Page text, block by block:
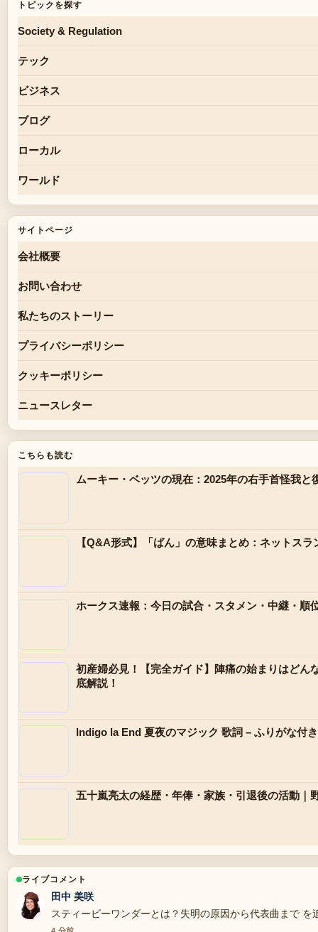
トピックを探す
Society & Regulation
テック
ビジネス
ブログ
ローカル
ワールド
サイトページ
会社概要
お問い合わせ
私たちのストーリー
プライバシーポリシー
クッキーポリシー
ニュースレター
こちらも読む
ムーキー・ベッツの現在：2025年の右手首怪我
【Q&A形式】「ばん」の意味まとめ：ネットス
ホークス速報：今日の試合・スタメン・中継・順
初産婦必見！【完全ガイド】陣痛の始まりはどん
底解説！
Indigo la End 夏夜のマジック 歌詞 – ふりがな付
五十嵐亮太の経歴・年俸・家族・引退後の活動
ライブコメント
田中 美咲
スティービーワンダーとは？失明の原因から代表曲まで